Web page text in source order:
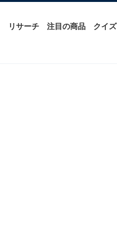
リサーチ 注目の商品 クイズ